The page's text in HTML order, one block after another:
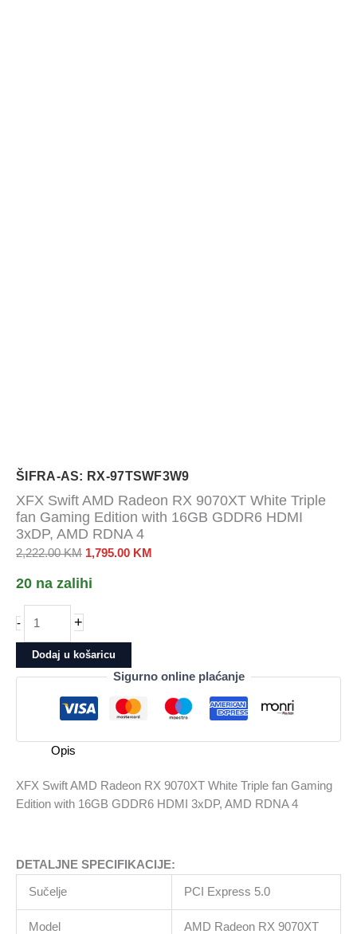
ŠIFRA-AS: RX-97TSWF3W9
XFX Swift AMD Radeon RX 9070XT White Triple
fan Gaming Edition with 16GB GDDR6 HDMI
3xDP, AMD RDNA 4
2,222.00KM Izvorna
bila
1,795.00 KM
20 na zalihi
-
Swift
AMD
Radeon
9070XT
Triple
Gaming
Edition
HDMI
3xDP,
AMD
RDNA
+
Dodaj u košaricu
Sigurno online plaćanje
Opis
XFX Swift AMD Radeon RX 9070XT White Triple fan Gaming
Edition with 16GB GDDR6 HDMI 3xDP, AMD RDNA 4
DETALJNE SPECIFIKACIJE:
Sučelje PCI Express 5.0
Model AMD Radeon RX 9070XT